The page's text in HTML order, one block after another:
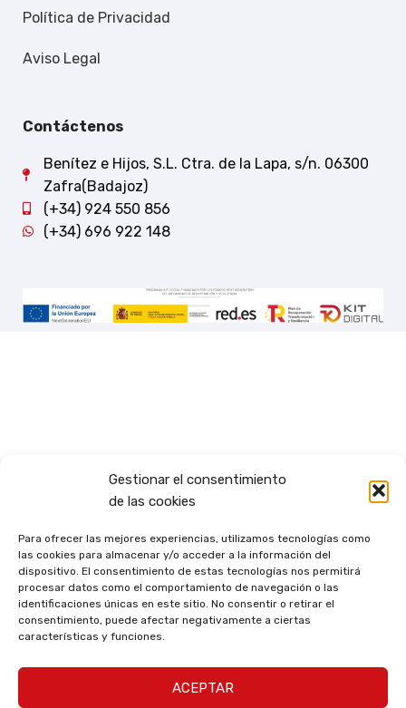
Gestionar el consentimiento
de las cookies
Para ofrecer las mejores experiencias, utilizamos tecnologías como
las cookies para almacenar y/o acceder a la información del
dispositivo. El consentimiento de estas tecnologías nos permitirá
procesar datos como el comportamiento de navegación o las
identificaciones únicas en este sitio. No consentir o retirar el
consentimiento, puede afectar negativamente a ciertas
características y funciones.
ACEPTAR
Política de Privacidad
Aviso Legal
Contáctenos
Benítez e Hijos, S.L. Ctra. de la Lapa, s/n. 06300
Zafra(Badajoz)
(+34) 924 550 856
(+34) 696 922 148